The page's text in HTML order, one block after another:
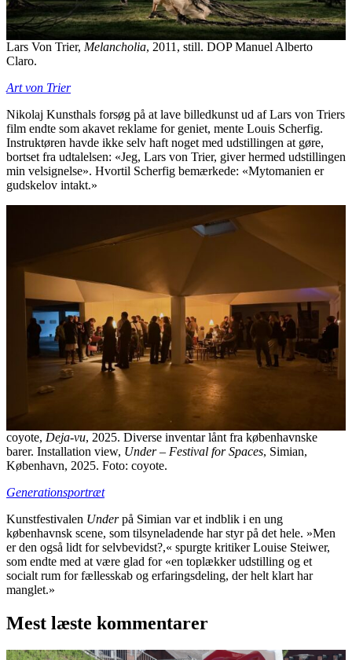
Lars Von Trier, Melancholia, 2011, still. DOP Manuel Alberto
Claro.
Art von Trier
Nikolaj Kunsthals forsøg på at lave billedkunst ud af Lars von Triers
film endte som akavet reklame for geniet, mente Louis Scherfig.
Instruktøren havde ikke selv haft noget med udstillingen at gøre,
bortset fra udtalelsen: «Jeg, Lars von Trier, giver hermed udstillingen
min velsignelse». Hvortil Scherfig bemærkede: «Mytomanien er
gudskelov intakt.»
coyote, Deja-vu, 2025. Diverse inventar lånt fra københavnske
barer. Installation view, Under – Festival for Spaces, Simian,
København, 2025. Foto: coyote.
Generationsportræt
Kunstfestivalen Underpå Simian var et indblik i en ung
københavnsk scene, som tilsyneladende har styr på det hele. »Men
er den også lidt for selvbevidst?,« spurgte kritiker Louise Steiwer,
som endte med at være glad for «en toplækker udstilling og et
socialt rum for fællesskab og erfaringsdeling, der helt klart har
manglet.»
Mest læste kommentarer